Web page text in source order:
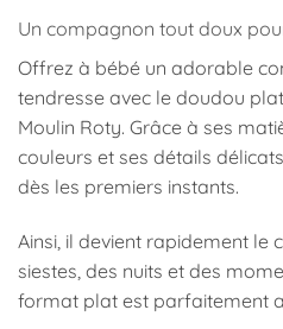
Un compagnon tout doux
Offrez à bébé un adorable
tendresse avec le doudou
Moulin Roty. Grâce à ses
couleurs et ses détails
dès les premiers instants.
Ainsi, il devient rapidement le
siestes, des nuits et des
format plat est parfaitement